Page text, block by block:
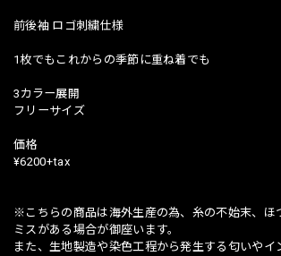
前後袖 ロゴ刺繍仕様
1枚でもこれからの季節に重ね着でも
3カラー展開
フリーサイズ
価格
¥6200+tax
※こちらの商品は海外生産の為、糸の不始末、ほ
ミスがある場合が御座います。
また、生地製造や染色工程から発生する匂いやイ